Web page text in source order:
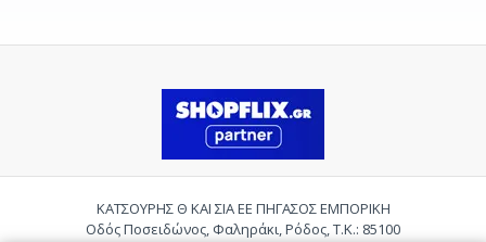
ΚΑΤΣΟΥΡΗΣ Θ ΚΑΙ ΣΙΑ ΕΕ ΠΗΓΑΣΟΣ ΕΜΠΟΡΙΚΗ
Οδός Ποσειδώνος, Φαληράκι, Ρόδος, Τ.Κ.: 85100